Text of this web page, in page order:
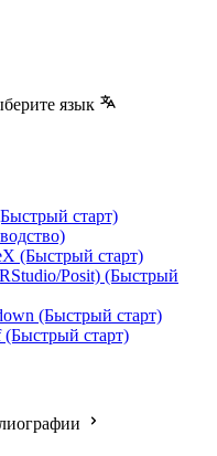
язык
старт)
(Быстрый старт)
Posit) (Быстрый
(Быстрый старт)
(Быстрый старт)